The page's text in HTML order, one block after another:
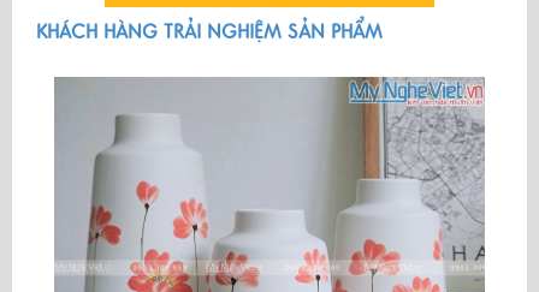
KHÁCH HÀNG TRẢI NGHIỆM SẢN PHẨM